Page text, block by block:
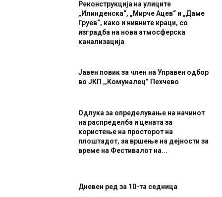
Реконструкција на улиците
„Илинденска“, „Мирче Ацев“ и „Даме
Груев“, како и нивните краци, со
изградба на нова атмосферска
канализација
Јавен повик за член на Управен одбор
во ЈКП ,,Комуналец” Пехчево
Одлука за определување на начинот
на распределба и цената за
користење на просторот на
плоштадот, за вршење на дејности за
време на Фестивалот на...
Дневен ред за 10-та седница